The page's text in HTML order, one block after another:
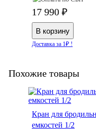
17 990 ₽
Доставка за 1₽ !
Похожие товары
Кран для
емкостей 1/2